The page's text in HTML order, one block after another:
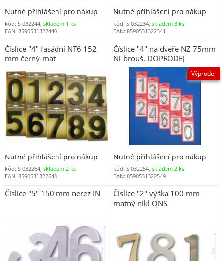
Nutné přihlášení pro nákup
kód: S 032244, skladem 1 ks
EAN: 8590531322440
Nutné přihlášení pro nákup
kód: S 032234,skladem 3 ks
EAN: 8590531322341
Číslice "4" fasádní NT6 152
mm černý-mat
Nutné přihlášení pro nákup
kód: S 032264, skladem 2 ks
EAN: 8590531322648
Číslice "4" na dveře NZ 75mm
Ni-brouš. DOPRODEJ
Výprodej
Nutné přihlášení pro nákup
kód: S 032254,skladem 2 ks
EAN: 8590531322549
Číslice "5" 150 mm nerez IN
Číslice "2" výška 100 mm
matný nikl ONS